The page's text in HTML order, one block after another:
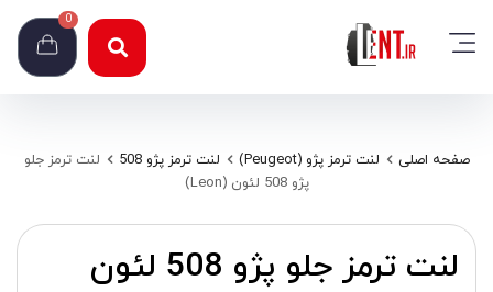
0
صفحه اصلی لنت ترمز پژو (Peugeot) لنت ترمز پژو 508
لنت ترمز جلو
پژو 508 لئون (Leon)
لنت ترمز جلو پژو 508 لئون